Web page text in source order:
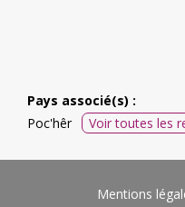
Pays associé(s) :
Poc'hêr
Voir toutes les
Mentions